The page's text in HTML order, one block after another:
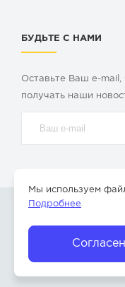
БУДЬТЕ С НАМИ
Оставьте Ваш e-mail,
получать наши
Согласен
Мы используем
Подробнее